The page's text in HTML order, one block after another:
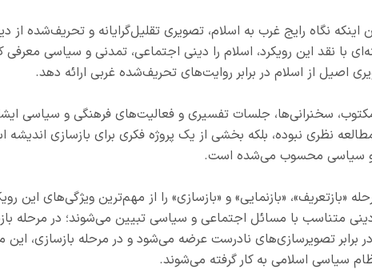
اینکه نگاه رایج غرب به اسلام، تصویری تقلیل‌گرایانه و تحریف‌شده از
با نقد این رویکرد، اسلام را دینی اجتماعی، تمدنی و سیاسی معرفی
اصیل از اسلام در برابر روایت‌های تحریف‌شده غربی ارائه دهد.
مکتوب، سخنرانی‌ها، جلسات تفسیری و فعالیت‌های فرهنگی و سیاسی
نظری نبوده، بلکه بخشی از یک پروژه فکری برای بازسازی
و سیاسی محسوب می‌شده است.
«بازتعریف»، «بازنمایی» و «بازسازی» را از مهم‌ترین ویژگی‌های این
دینی متناسب با مسائل اجتماعی و سیاسی تبیین می‌شوند؛ در مرحله
تصویرسازی‌های نادرست عرضه می‌شود و در مرحله بازسازی،
سیاسی اسلامی به کار گرفته می‌شوند.